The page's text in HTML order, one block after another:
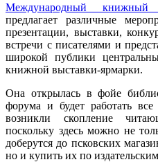
Международный
предлагает различные
презентации, выставки,
встречи с писателями и
широкой публики
книжной выставки-ярмарки.
Она открылась в фойе
форума и будет работать
возникли скопление
поскольку здесь можно не
доберутся до псковских
но и купить их по